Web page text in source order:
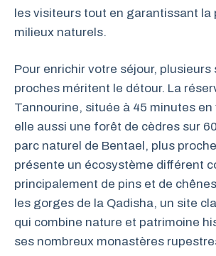
les visiteurs tout en garantissant la
milieux naturels.
Pour enrichir votre séjour,
proches méritent le détour. La
Tannourine, située à 45 minutes
elle aussi une forêt de cèdres sur
parc naturel de Bentael, plus
présente un écosystème différent
principalement de pins et de
les gorges de la Qadisha, un site
qui combine nature et patrimoine
ses nombreux monastères